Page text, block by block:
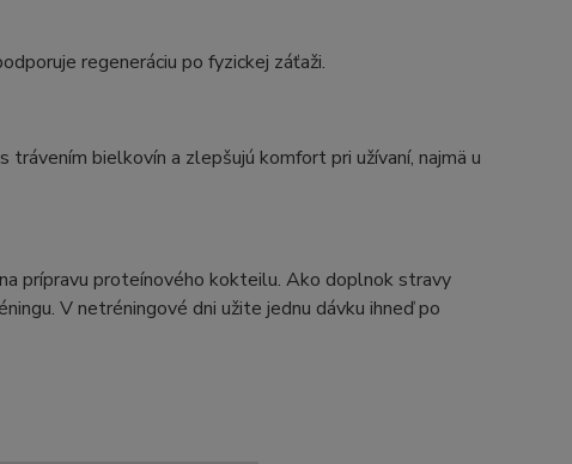
regeneráciu po fyzickej záťaži.
bielkovín a zlepšujú komfort pri užívaní, najmä u
prípravu proteínového kokteilu. Ako doplnok stravy
V netréningové dni užite jednu dávku ihneď po